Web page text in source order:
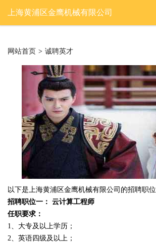
上海黄浦区金鹰机械有限公司
网站首页 > 诚聘英才
以下是上海黄浦区金鹰机械有限公司的招聘职位
招聘职位一： 云计算工程师
任职要求：
1、大专及以上学历；
2、英语四级及以上；